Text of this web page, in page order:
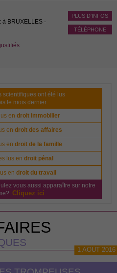
PLUS D'INFOS
TÉLÉPHONE
à BRUXELLES -
scientifiques ont été lus
le mois dernier
endroit immobilier
endroit des affaires
endroit de la famille
lus en droit pénal
en droit du travail
vous aussi apparaître sur notre
Cliquez ici
1 AOUT 2016